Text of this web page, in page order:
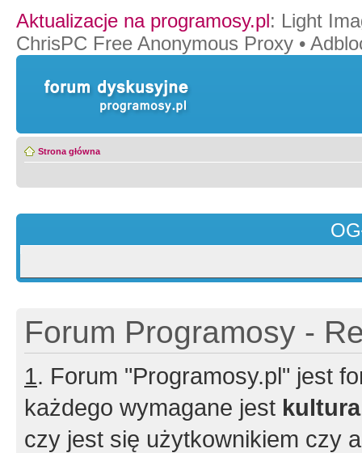
Aktualizacje na programosy.pl: Light
ChrisPC Free Anonymous Proxy •
Strona główna
Forum Programosy -
1. Forum "Programosy.pl" jest
każdego wymagane jest
czy jest się użytkownikiem czy